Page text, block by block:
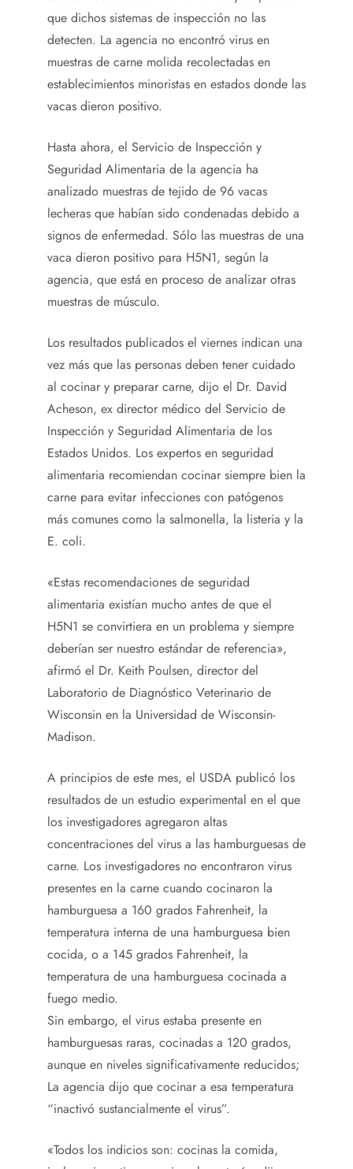
que dichos sistemas de inspección no las
detecten. La agencia no encontró virus en
muestras de carne molida recolectadas en
establecimientos minoristas en estados donde las
vacas dieron positivo.
Hasta ahora, el Servicio de Inspección y
Seguridad Alimentaria de la agencia ha
analizado muestras de tejido de 96 vacas
lecheras que habían sido condenadas debido a
signos de enfermedad. Sólo las muestras de una
vaca dieron positivo para H5N1, según la
agencia, que está en proceso de analizar otras
muestras de músculo.
Los resultados publicados el viernes indican una
vez más que las personas deben tener cuidado
al cocinar y preparar carne, dijo el Dr. David
Acheson, ex director médico del Servicio de
Inspección y Seguridad Alimentaria de los
Estados Unidos. Los expertos en seguridad
alimentaria recomiendan cocinar siempre bien la
carne para evitar infecciones con patógenos
más comunes como la salmonella, la listeria y la
E. coli.
«Estas recomendaciones de seguridad
alimentaria existían mucho antes de que el
H5N1 se convirtiera en un problema y siempre
deberían ser nuestro estándar de referencia»,
afirmó el Dr. Keith Poulsen, director del
Laboratorio de Diagnóstico Veterinario de
Wisconsin en la Universidad de Wisconsin-
Madison.
A principios de este mes, el USDA publicó los
resultados de un estudio experimental en el que
los investigadores agregaron altas
concentraciones del virus a las hamburguesas de
carne. Los investigadores no encontraron virus
presentes en la carne cuando cocinaron la
hamburguesa a 160 grados Fahrenheit, la
temperatura interna de una hamburguesa bien
cocida, o a 145 grados Fahrenheit, la
temperatura de una hamburguesa cocinada a
fuego medio.
Sin embargo, el virus estaba presente en
hamburguesas raras, cocinadas a 120 grados,
aunque en niveles significativamente reducidos;
La agencia dijo que cocinar a esa temperatura
“inactivó sustancialmente el virus”.
«Todos los indicios son: cocinas la comida,